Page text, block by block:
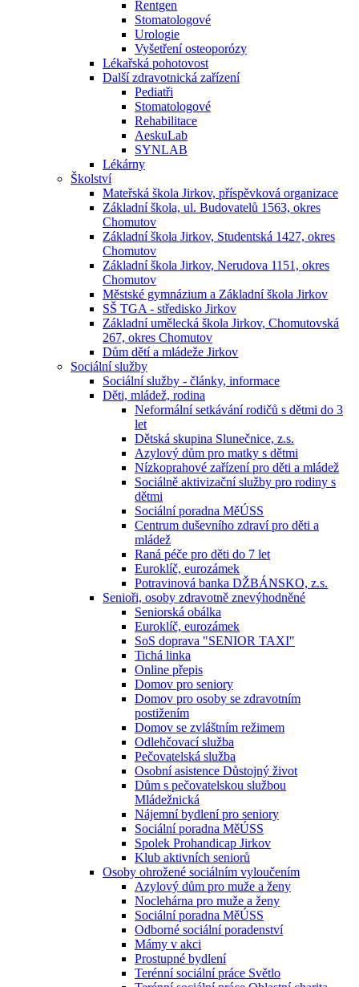
Rentgen
Stomatologové
Urologie
Vyšetření osteoporózy
Lékařská pohotovost
Další zdravotnická zařízení
Pediatři
Stomatologové
Rehabilitace
AeskuLab
SYNLAB
Lékárny
Školství
Mateřská škola Jirkov, příspěvková organizace
Základní škola, ul. Budovatelů 1563, okres
Chomutov
Základní škola Jirkov, Studentská 1427, okres
Chomutov
Základní škola Jirkov, Nerudova 1151, okres
Chomutov
Městské gymnázium a Základní škola Jirkov
SŠ TGA - středisko Jirkov
Základní umělecká škola Jirkov, Chomutovská
267, okres Chomutov
Dům dětí a mládeže Jirkov
Sociální služby
Sociální služby - články, informace
Děti, mládež, rodina
Neformální setkávání rodičů s dětmi do 3
let
Dětská skupina Slunečnice, z.s.
Azylový dům pro matky s dětmi
Nízkoprahové zařízení pro děti a mládež
Sociálně aktivizační služby pro rodiny s
dětmi
Sociální poradna MěÚSS
Centrum duševního zdraví pro děti a
mládež
Raná péče pro děti do 7 let
Euroklíč, eurozámek
Potravinová banka DŽBÁNSKO, z.s.
Senioři, osoby zdravotně znevýhodněné
Seniorská obálka
Euroklíč, eurozámek
SoS doprava "SENIOR TAXI"
Tichá linka
Online přepis
Domov pro seniory
Domov pro osoby se zdravotním
postižením
Domov se zvláštním režimem
Odlehčovací služba
Pečovatelská služba
Osobní asistence Důstojný život
Dům s pečovatelskou službou
Mládežnická
Nájemní bydlení pro seniory
Sociální poradna MěÚSS
Spolek Prohandicap Jirkov
Klub aktivních seniorů
Osoby ohrožené sociálním vyloučením
Azylový dům pro muže a ženy
Noclehárna pro muže a ženy
Sociální poradna MěÚSS
Odborné sociální poradenství
Mámy v akci
Prostupné bydlení
Terénní sociální práce Světlo